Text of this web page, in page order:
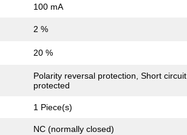
100 mA
2 %
20 %
Polarity reversal protection, Short circuit
protected
1 Piece(s)
NC (normally closed)